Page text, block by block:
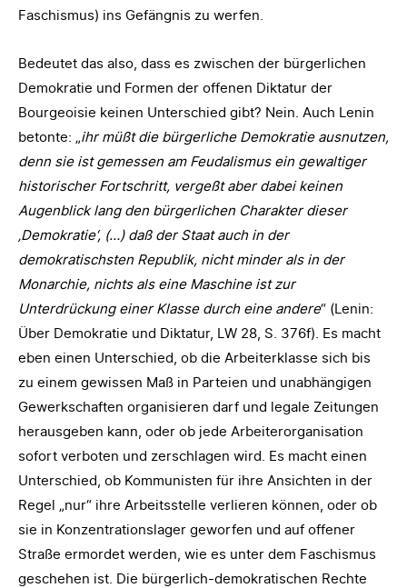
Faschismus) ins Gefängnis zu werfen.
Bedeutet das also, dass es zwischen der bürgerlichen
Demokratie und Formen der offenen Diktatur der
Bourgeoisie keinen Unterschied gibt? Nein. Auch Lenin
betonte: „ihr müßt die bürgerliche Demokratie ausnutzen,
denn sie ist gemessen am Feudalismus ein gewaltiger
historischer Fortschritt, vergeßt aber dabei keinen
Augenblick lang den bürgerlichen Charakter dieser
‚Demokratie‘, (…) daß der Staat auch in der
demokratischsten Republik, nicht minder als in der
Monarchie, nichts als eine Maschine ist zur
Unterdrückung einer Klasse durch eine andere“ (Lenin:
Über Demokratie und Diktatur, LW 28, S. 376f). Es macht
eben einen Unterschied, ob die Arbeiterklasse sich bis
zu einem gewissen Maß in Parteien und unabhängigen
Gewerkschaften organisieren darf und legale Zeitungen
herausgeben kann, oder ob jede Arbeiterorganisation
sofort verboten und zerschlagen wird. Es macht einen
Unterschied, ob Kommunisten für ihre Ansichten in der
Regel „nur“ ihre Arbeitsstelle verlieren können, oder ob
sie in Konzentrationslager geworfen und auf offener
Straße ermordet werden, wie es unter dem Faschismus
geschehen ist. Die bürgerlich-demokratischen Rechte